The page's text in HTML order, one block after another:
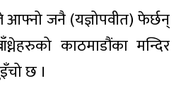
जनै (यज्ञोपवीत) फेर्छन्
काठमाडौंका मन्दिर
छ ।